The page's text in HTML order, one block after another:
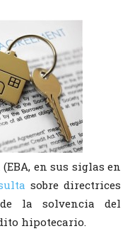
en sus siglas en
sobre directrices
la solvencia del
hipotecario.